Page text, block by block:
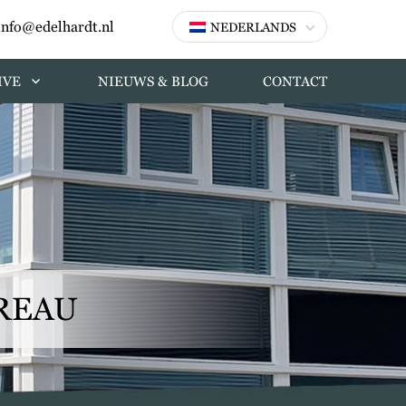
NEDERLANDS
NIEUWS & BLOG CONTACT